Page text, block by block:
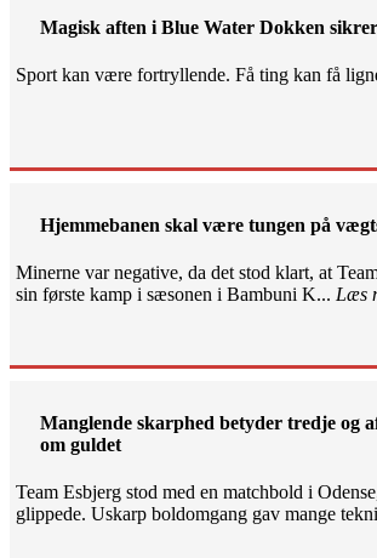
Magisk aften i Blue Water Dokken
Sport kan være fortryllende. Få ting kan få
Hjemmebanen skal være tungen på
Minerne var negative, da det stod klart, at
sin første kamp i sæsonen i Bambuni K... Læs
Manglende skarphed betyder tredje og
om guldet
Team Esbjerg stod med en matchbold i
glippede. Uskarp boldomgang gav mange